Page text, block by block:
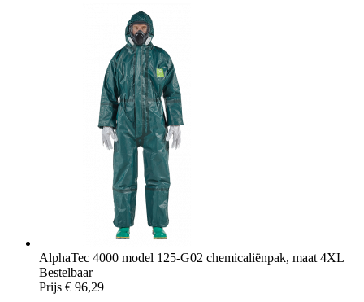
AlphaTec 4000 model 125-G02 chemicaliënpak, maat 4XL
Bestelbaar
Prijs € 96,29